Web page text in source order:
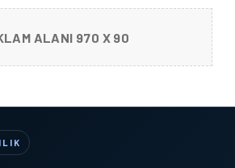
ALANI 970 X 90